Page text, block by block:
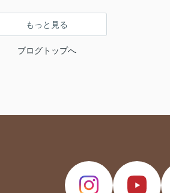
もっと見る
ブログトップへ